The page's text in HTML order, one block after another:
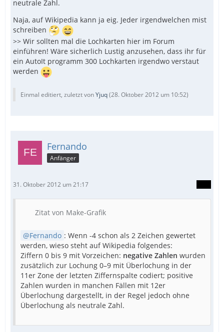
neutrale Zahl.
Naja, auf Wikipedia kann ja eig. Jeder irgendwelchen mist
schreiben
>> Wir sollten mal die Lochkarten hier im Forum
einführen! Wäre sicherlich Lustig anzusehen, dass ihr für
ein AutoIt programm 300 Lochkarten irgendwo verstaut
werden
Einmal editiert, zuletzt vonYjuq(28. Oktober 2012 um 10:52)
Fernando
Anfänger
31. Oktober 2012 um 21:17
Zitat von Make-Grafik
Fernando : Wenn -4 schon als 2 Zeichen gewertet
werden, wieso steht auf Wikipedia folgendes:
Ziffern 0 bis 9 mit Vorzeichen: negative Zahlen wurden
zusätzlich zur Lochung 0–9 mit Überlochung in der
11er Zone der letzten Ziffernspalte codiert; positive
Zahlen wurden in manchen Fällen mit 12er
Überlochung dargestellt, in der Regel jedoch ohne
Überlochung als neutrale Zahl.